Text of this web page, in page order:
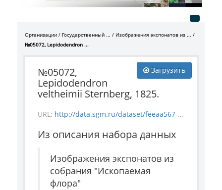
Организации Государственный ...
Изображения экспонатов из ...
№05072, Lepidodendron ...
Загрузить
№05072,
Lepidodendron
veltheimii Sternberg, 1825.
URL: http://data.sgm.ru/dataset/feeaa567-e841-4fc6-ab56-73987ea6492e/resource/57e1438c-d89d-4622-bf03-5ea5f0da0a51/download/flora_5072.jpg
Из описания набора данных
Изображения экспонатов из
собрания "Ископаемая
флора"